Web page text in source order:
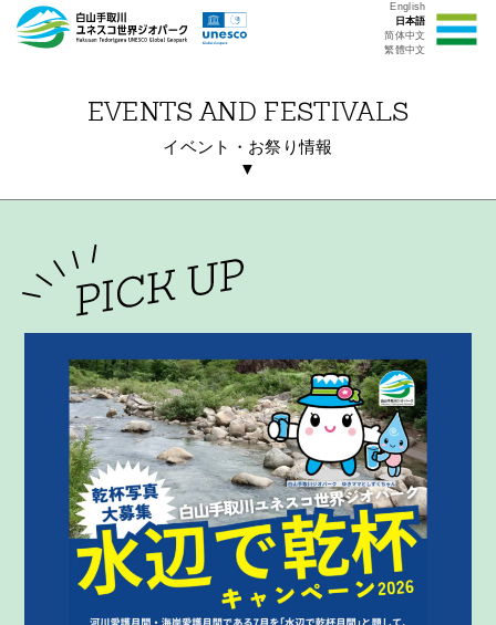
English
日本語
简体中文
繁體中文
EVENTS AND FESTIVALS
イベント・お祭り情報
▼